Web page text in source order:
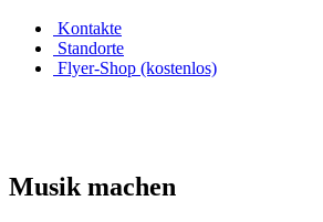
Kontakte
Standorte
Flyer-Shop (kostenlos)
Musik machen